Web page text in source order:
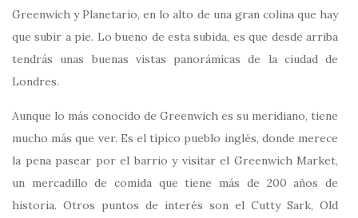
Greenwich y Planetario, en lo alto de una gran colina que hay
que subir a pie. Lo bueno de esta subida, es que desde arriba
tendrás unas buenas vistas panorámicas de la ciudad de
Londres.
Aunque lo más conocido de Greenwich es su meridiano, tiene
mucho más que ver. Es el típico pueblo inglés, donde merece
la pena pasear por el barrio y visitar el Greenwich Market,
un mercadillo de comida que tiene más de 200 años de
historia. Otros puntos de interés son el Cutty Sark, Old